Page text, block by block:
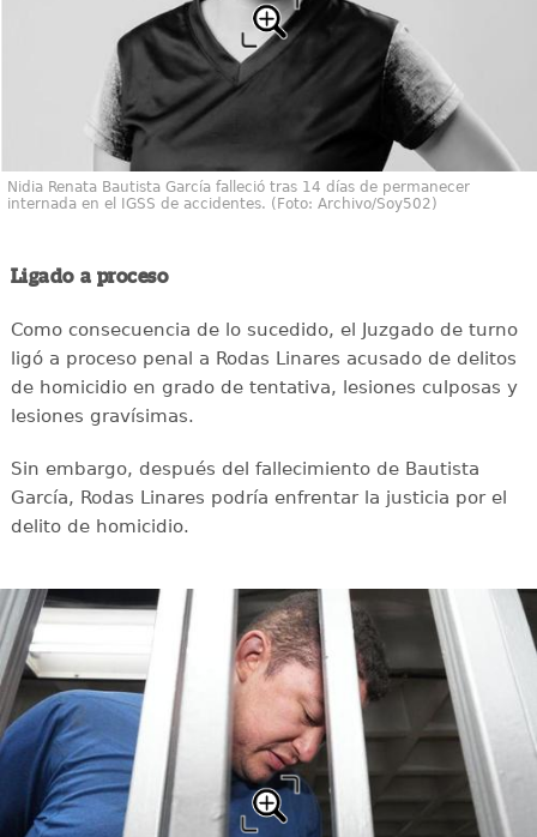
Nidia Renata Bautista García falleció tras 14 días de permanecer
internada en el IGSS de accidentes. (Foto: Archivo/Soy502)
Ligado a proceso
Como consecuencia de lo sucedido, el Juzgado de turno
ligó a proceso penal a Rodas Linares acusado de delitos
de homicidio en grado de tentativa, lesiones culposas y
lesiones gravísimas.
Sin embargo, después del fallecimiento de Bautista
García, Rodas Linares podría enfrentar la justicia por el
delito de homicidio.